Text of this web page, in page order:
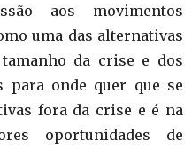
aos movimentos
uma das alternativas
da crise e dos
para onde quer que se
fora da crise e é na
oportunidades de